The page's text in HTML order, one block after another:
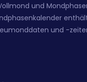
und
und -